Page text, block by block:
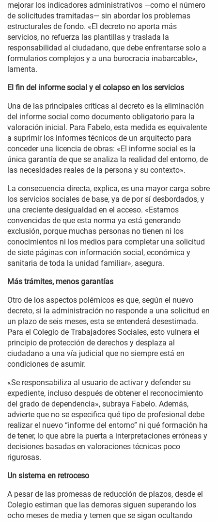
mejorar los indicadores administrativos —como el número
de solicitudes tramitadas— sin abordar los problemas
estructurales de fondo. «El decreto no aporta más
servicios, no refuerza las plantillas y traslada la
responsabilidad al ciudadano, que debe enfrentarse solo a
formularios complejos y a una burocracia inabarcable»,
lamenta.
El fin del informe social y el colapso en los servicios
Una de las principales críticas al decreto es la eliminación
del informe social como documento obligatorio para la
valoración inicial. Para Fabelo, esta medida es equivalente
a suprimir los informes técnicos de un arquitecto para
conceder una licencia de obras: «El informe social es la
única garantía de que se analiza la realidad del entorno, de
las necesidades reales de la persona y su contexto».
La consecuencia directa, explica, es una mayor carga sobre
los servicios sociales de base, ya de por sí desbordados, y
una creciente desigualdad en el acceso. «Estamos
convencidas de que esta norma ya está generando
exclusión, porque muchas personas no tienen ni los
conocimientos ni los medios para completar una solicitud
de siete páginas con información social, económica y
sanitaria de toda la unidad familiar», asegura.
Más trámites, menos garantías
Otro de los aspectos polémicos es que, según el nuevo
decreto, si la administración no responde a una solicitud en
un plazo de seis meses, esta se entenderá desestimada.
Para el Colegio de Trabajadores Sociales, esto vulnera el
principio de protección de derechos y desplaza al
ciudadano a una vía judicial que no siempre está en
condiciones de asumir.
«Se responsabiliza al usuario de activar y defender su
expediente, incluso después de obtener el reconocimiento
del grado de dependencia», subraya Fabelo. Además,
advierte que no se especifica qué tipo de profesional debe
realizar el nuevo “informe del entorno” ni qué formación ha
de tener, lo que abre la puerta a interpretaciones erróneas y
decisiones basadas en valoraciones técnicas poco
rigurosas.
Un sistema en retroceso
A pesar de las promesas de reducción de plazos, desde el
Colegio estiman que las demoras siguen superando los
ocho meses de media y temen que se sigan ocultando